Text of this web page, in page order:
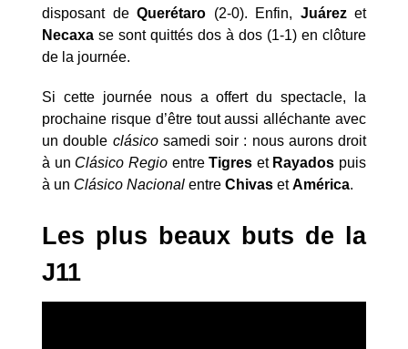
disposant de Querétaro (2-0). Enfin, Juárezet
Necaxa se sont quittés dos à dos (1-1) en clôture
de la journée.
Si cette journée nous a offert du spectacle, la
prochaine risque d’être tout aussi alléchante avec
un double clásicosamedi soir : nous aurons droit
à un Clásico RegioentreTigres et Rayados puis
à un Clásico Nacional entre Chivas etAmérica.
Les plus beaux buts de la
J11